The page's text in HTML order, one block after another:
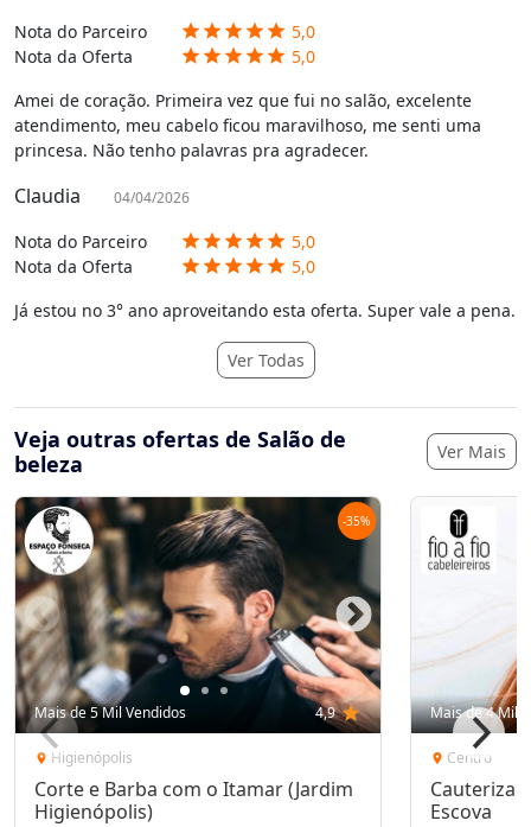
Nota do Parceiro star star star star star 5,0
Nota da Oferta
star star star star star 5,0
Amei de coração. Primeira vez que fui no salão, excelente
atendimento, meu cabelo ficou maravilhoso, me senti uma
princesa. Não tenho palavras pra agradecer.
Claudia 04/04/2026
Nota do Parceiro star star star star star 5,0
Nota da Oferta
star star star star star 5,0
Já estou no 3° ano aproveitando esta oferta. Super vale a pena.
Ver Todas
Veja outras ofertas de Salão de
beleza
Ver Mais
-35%
Mais de 5 Mil Vendidos 4,9 star
location_on Higienópolis
Corte e Barba com o Itamar (Jardim
Higienópolis)
Mais de 4 Mil
location_on Centro
Escova